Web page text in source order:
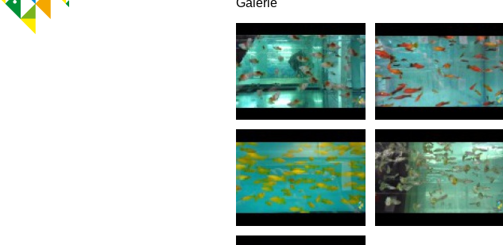
Galerie